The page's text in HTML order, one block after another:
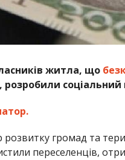
житла, що
розвитку громад та
переселенців,